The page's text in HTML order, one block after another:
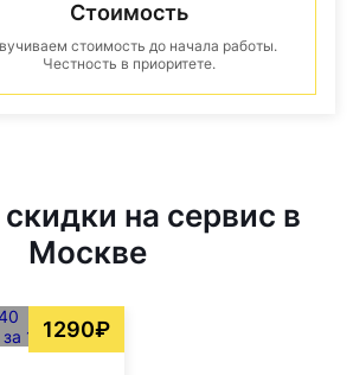
Стоимость
стоимость до начала работы.
Честность в приоритете.
на сервис в
Москве
1290₽